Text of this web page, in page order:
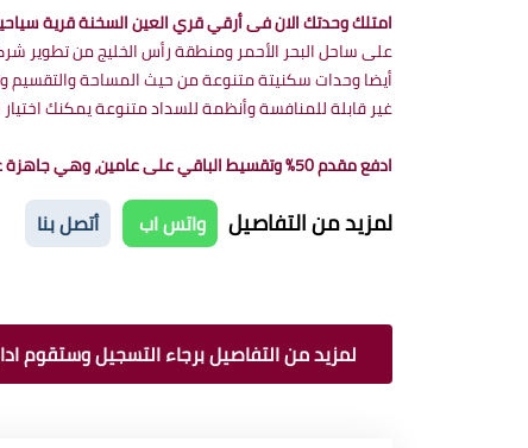
امتلك وحدتك الان فى أرقي قري العين السخنة قرية
على ساحل البحر الأحمر ومنطقة رأس الخليج من تطوير
أيضا وحدات سكنيتة متنوعة من حيث المساحة والتقسيم
غير قابلة للمنافسة وأنظمة للسداد متنوعة يمكنك
ادفع مقدم 50% وتقسيط الباقي على عامين، وهي جاهزة على الاستلام
لمزيد من التفاصيل واتس اب أتصل بنا
لمزيد من التفاصيل برجاء التسجيل وستقوم